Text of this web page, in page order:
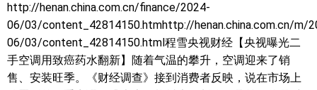
http://henan.china.com.cn/finance/2024-
06/03/content_42814150.htmhttp://henan.china.com.cn/m/
06/03/content_42814150.html程雪央视财经【央视曝光二
手空调用致癌药水翻新】随着气温的攀升，空调迎来了销
售、安装旺季。《财经调查》接到消费者反映，说在市场上